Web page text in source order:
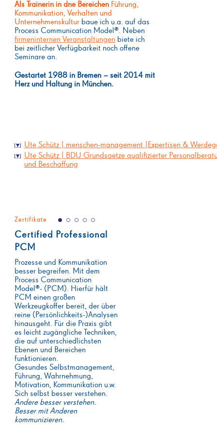
Als Trainerin in dne Bereichen Führung,
Kommunikation, Verhalten und
Unternehmenskultur baue ich u.a. auf das
Process Communication Model®. Neben
firmeninternen Veranstaltungen biete ich
bei zeitlicher Verfügbarkeit noch offene
Seminare an.
Gestartet 1988 in Bremen – seit 2014 mit
Herz und Haltung in München.
Ute Schütz | menschen-management |Expertisen &
Ute Schütz | BDU Grundsaetze qualifizierter
und Beschaffung
Zertifikate
Certified Professional
PCM
Prozesse und Kommunikation
besser begreifen. Mit dem
Process Communication
Model®- (PCM). Hierfür hält
PCM einen großen
Werkzeugkoffer bereit, der über
reine (Persönlichkeits-)Analysen
hinausgeht. Für die Praxis gibt
es leicht zugängliche Techniken,
die auf unterschiedlichsten
Ebenen und Bereichen
funktionieren.
Gesundes Selbstmanagement,
Führung, Wahrnehmung,
Motivation, Kommunikation u.w.
Sich selbst besser verstehen.
Andere besser verstehen.
Besser mit Anderen
kommunizieren.